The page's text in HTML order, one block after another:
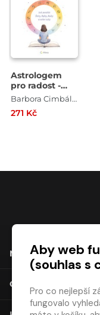
Astrologem
pro radost -
Jak potěšit
Raky a sebe
Barbora Cimbálníková
271 Kč
NÁKUP
O SPOLEČNOSTI
Aby web
(souhlas s
Pro co nejlepší
fungovalo